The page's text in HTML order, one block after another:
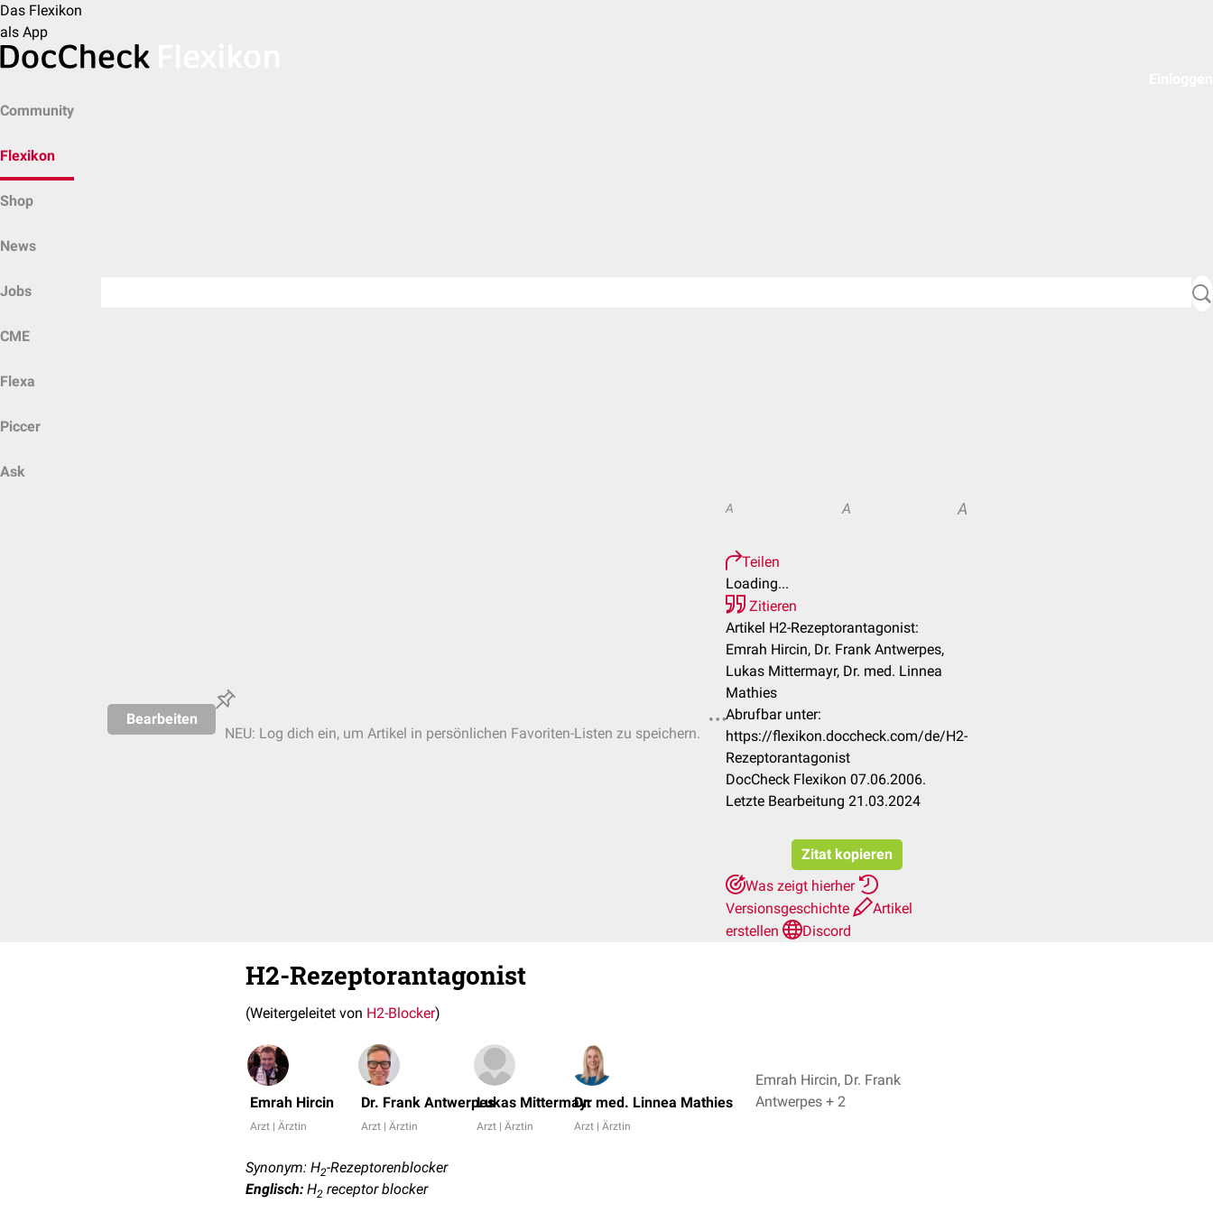
Das Flexikon
als App
Community
Flexikon
Shop
News
Jobs
CME
Flexa
Piccer
Ask
Bearbeiten
NEU: Log dich ein, um Artikel in persönlichen Favoriten-Listen zu speichern.
A A A
Teilen
Loading...
Zitieren
Artikel H2-Rezeptorantagonist:
Emrah Hircin, Dr. Frank Antwerpes,
Lukas Mittermayr, Dr. med. Linnea
Mathies
Abrufbar unter:
https://flexikon.doccheck.com/de/H2-
Rezeptorantagonist
DocCheck Flexikon 07.06.2006.
Letzte Bearbeitung 21.03.2024
Zitat kopieren
Was zeigt hierher
Versionsgeschichte
Artikel
erstellen
Discord
H2-Rezeptorantagonist
(Weitergeleitet von H2-Blocker)
Emrah Hircin
Arzt | Ärztin
Dr. Frank Antwerpes
Arzt | Ärztin
Lukas Mittermayr
Arzt | Ärztin
Dr. med. Linnea Mathies
Arzt | Ärztin
Emrah Hircin, Dr. Frank
Antwerpes + 2
Synonym: H2-Rezeptorenblocker
Englisch: H2 receptor blocker